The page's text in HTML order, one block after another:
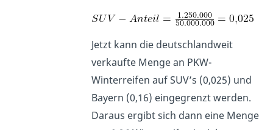
Jetzt kann die deutschlandweit
verkaufte Menge an PKW-
Winterreifen auf SUV’s (0,025) und
Bayern (0,16) eingegrenzt werden.
Daraus ergibt sich dann eine Menge